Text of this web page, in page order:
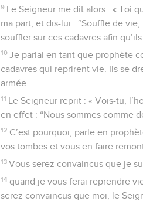
9 Le Seigneur me dit alors : « Toi
ma part, et dis-lui : “Souffle de
souffler sur ces cadavres afin
10 Je parlai en tant que prophète
cadavres qui reprirent vie. Ils se
armée.
11 Le Seigneur reprit : « Vois-tu,
en effet : “Nous sommes comme
12 C’est pourquoi, parle en
vos tombes et vous en faire
13 Vous serez convaincus que je
14 quand je vous ferai reprendre
serez convaincus que moi, le